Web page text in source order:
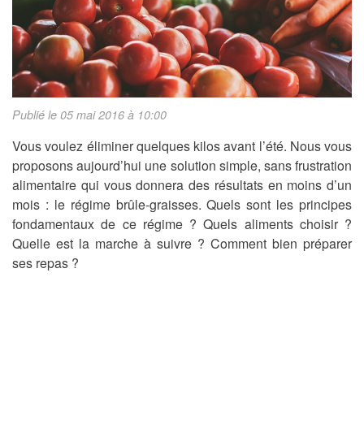
Publié le 05 mai 2016 à 10:00
Vous voulez éliminer quelques kilos avant l’été. Nous vous
proposons aujourd’hui une solution simple, sans frustration
alimentaire qui vous donnera des résultats en moins d’un
mois : le régime brûle-graisses. Quels sont les principes
fondamentaux de ce régime ? Quels aliments choisir ?
Quelle est la marche à suivre ? Comment bien préparer
ses repas ?